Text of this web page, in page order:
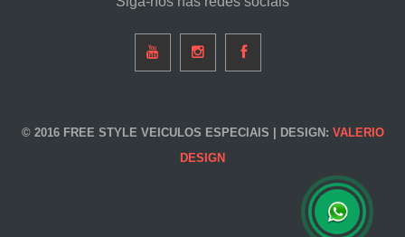
© 2016 FREE STYLE VEICULOS ESPECIAIS | DESIGN: VALERIO
DESIGN